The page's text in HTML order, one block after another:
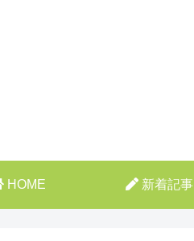
HOME 新着記事